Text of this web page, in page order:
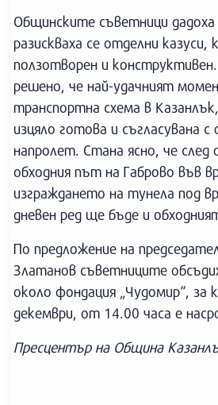
Общинските съветници дадоха
разискваха се отделни
ползотворен и
решено, че най-удачният
транспортна схема в
изцяло готова и съгласувана
напролет. Стана ясно, че след
обходния път на Габрово във
изграждането на тунела под
дневен ред ще бъде и
По предложение на
Златанов съветниците
около фондация „Чудомир“, за
декември, от 14.00 часа е
Пресцентър на Община